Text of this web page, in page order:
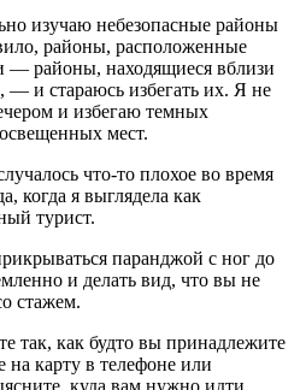
изучаю небезопасные районы
районы, расположенные
— районы, находящиеся вблизи
и стараюсь избегать их. Я не
и избегаю темных
мест.
что-то плохое во время
когда я выглядела как
турист.
паранджой с ног до
и делать вид, что вы не
стажем.
так, как будто вы принадлежите
на карту в телефоне или
куда вам нужно идти,